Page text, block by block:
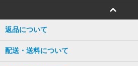
返品について
配送・送料について